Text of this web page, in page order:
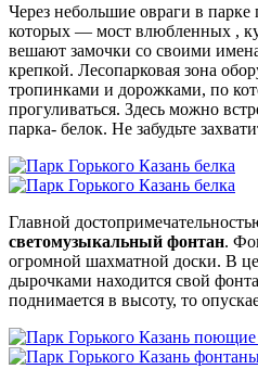
Через небольшие овраги в
которых — мост влюбленных ,
вешают замочки со своими
крепкой. Лесопарковая зона
тропинками и дорожками, по
прогуливаться. Здесь можно
парка- белок. Не забудьте
Главной
светомузыкальный фонтан.
огромной шахматной доски. В
дырочками находится свой
поднимается в высоту, то